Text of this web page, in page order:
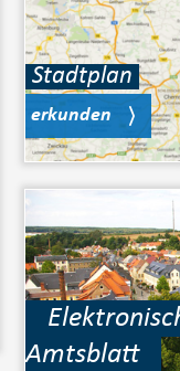
Stadtplan
erkunden
Amtsblatt